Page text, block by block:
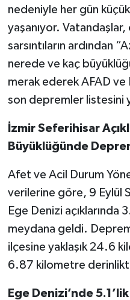
nedeniyle her gün küçük
yaşanıyor.
sarsıntıların ardından
nerede ve kaç
merak ederek AFAD ve
son depremler listesini
İzmir Seferihisar
Büyüklüğünde
Afet ve Acil Durum
verilerine göre, 9 Eylül
Ege Denizi
meydana geldi.
ilçesine yaklaşık 24.6
6.87 kilometre
Ege Denizi’nde